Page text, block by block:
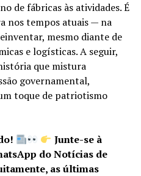
de fábricas às atividades. É
nos tempos atuais — na
mesmo diante de
e logísticas. A seguir,
que mistura
governamental,
toque de patriotismo
Junte-se à
do Notícias de
as últimas